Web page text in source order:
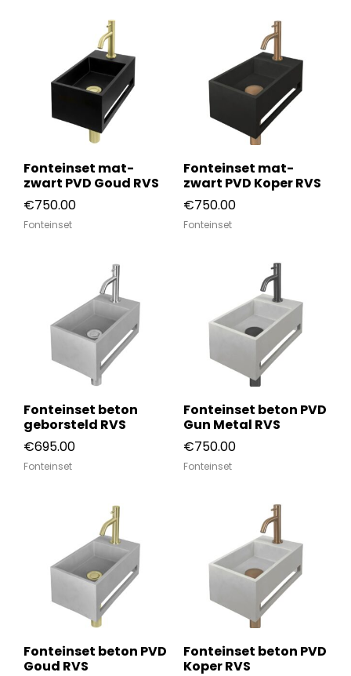
Fonteinset mat-
zwart PVD Goud RVS
€750.00
Fonteinset
Fonteinset mat-
zwart PVD Koper RVS
€750.00
Fonteinset
Fonteinset beton
geborsteld RVS
€695.00
Fonteinset
Fonteinset beton PVD
Gun Metal RVS
€750.00
Fonteinset
Fonteinset beton PVD
Goud RVS
Fonteinset beton PVD
Koper RVS